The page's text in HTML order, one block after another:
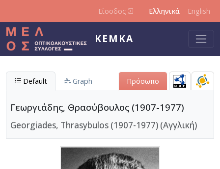
Είσοδος Ελληνικά English
ΚΕΜΚΑ
Default Graph Πρόσωπο
Γεωργιάδης, Θρασύβουλος (1907-1977)
Georgiades, Thrasybulos (1907-1977) (Αγγλική)